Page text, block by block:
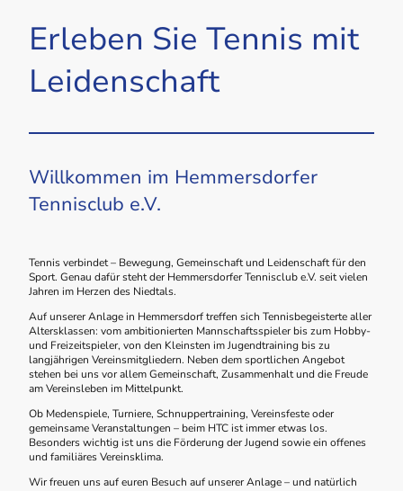
Erleben Sie Tennis mit
Leidenschaft
Willkommen im Hemmersdorfer
Tennisclub e.V.
Tennis verbindet – Bewegung, Gemeinschaft und Leidenschaft für den
Sport. Genau dafür steht der Hemmersdorfer Tennisclub e.V. seit vielen
Jahren im Herzen des Niedtals.
Auf unserer Anlage in Hemmersdorf treffen sich Tennisbegeisterte aller
Altersklassen: vom ambitionierten Mannschaftsspieler bis zum Hobby-
und Freizeitspieler, von den Kleinsten im Jugendtraining bis zu
langjährigen Vereinsmitgliedern. Neben dem sportlichen Angebot
stehen bei uns vor allem Gemeinschaft, Zusammenhalt und die Freude
am Vereinsleben im Mittelpunkt.
Ob Medenspiele, Turniere, Schnuppertraining, Vereinsfeste oder
gemeinsame Veranstaltungen – beim HTC ist immer etwas los.
Besonders wichtig ist uns die Förderung der Jugend sowie ein offenes
und familiäres Vereinsklima.
Wir freuen uns auf euren Besuch auf unserer Anlage – und natürlich